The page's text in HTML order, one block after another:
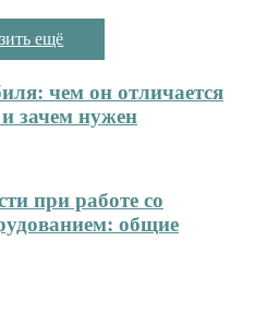
ещё
чем он отличается
зачем нужен
при работе со
общие